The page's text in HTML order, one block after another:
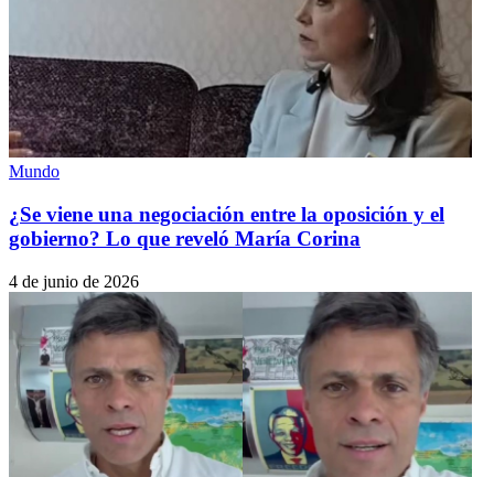
Mundo
¿Se viene una negociación entre la oposición y el
gobierno? Lo que reveló María Corina
4 de junio de 2026